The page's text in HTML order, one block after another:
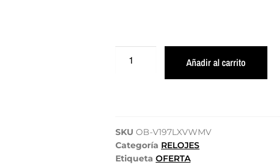
Añadir al carrito
SKU OB-V197LXVWMV
Categoría RELOJES
Etiqueta OFERTA